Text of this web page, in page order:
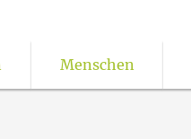
Menschen